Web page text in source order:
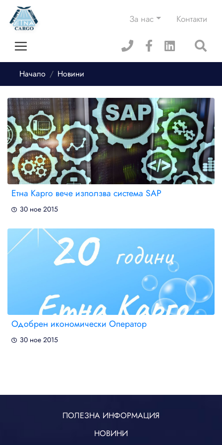
За нас Контакти
Начало Новини
Етна Карго вече използва система SAP
30 ное 2015
Одобрен икономически Оператор
30 ное 2015
ПОЛЕЗНА ИНФОРМАЦИЯ
НОВИНИ